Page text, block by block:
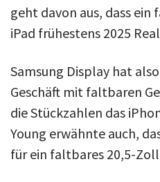
geht davon aus, dass
iPad frühestens 2025
Samsung Display hat
Geschäft mit faltbaren
die Stückzahlen das
Young erwähnte auch,
für ein faltbares 20,5-